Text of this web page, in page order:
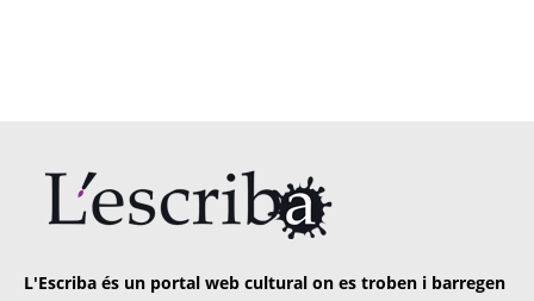
L'Escriba és un portal web cultural on es troben i barregen